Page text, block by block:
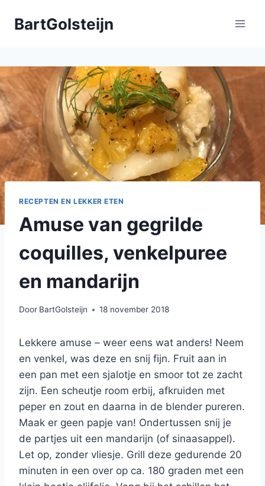
naarBartGolsteijn
RECEPTEN EN LEKKER ETEN
Amuse van gegrilde
coquilles, venkelpuree
en mandarijn
Door BartGolsteijn 18 november 2018
Lekkere amuse – weer eens wat anders! Neem
en venkel, was deze en snij fijn. Fruit aan in
een pan met een sjalotje en smoor tot ze zacht
zijn. Een scheutje room erbij, afkruiden met
peper en zout en daarna in de blender pureren.
Maak er geen papje van! Ondertussen snij je
de partjes uit een mandarijn (of sinaasappel).
Let op, zonder vliesje. Grill deze gedurende 20
minuten in een over op ca. 180 graden met een